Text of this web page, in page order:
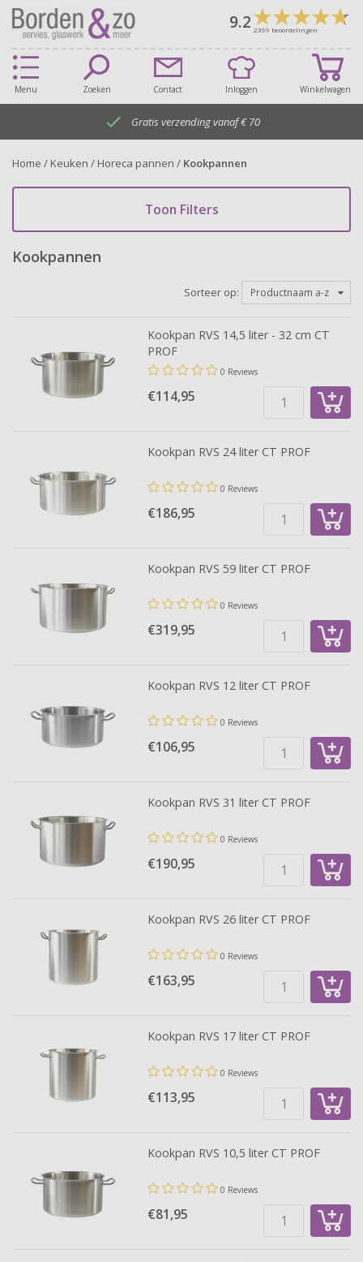
9.2 2399 beoordelingen
Menu Zoeken Contact Inloggen Winkelwagen
 Gratis verzending vanaf € 70
Home / Keuken / Horeca pannen / Kookpannen
Toon Filters
Kookpannen
Sorteer op: Productnaam a-z
Kookpan RVS 14,5 liter - 32 cm CT
PROF
0 Reviews
€114,95
Kookpan RVS 24 liter CT PROF
0 Reviews
€186,95
Kookpan RVS 59 liter CT PROF
0 Reviews
€319,95
Kookpan RVS 12 liter CT PROF
0 Reviews
€106,95
Kookpan RVS 31 liter CT PROF
0 Reviews
€190,95
Kookpan RVS 26 liter CT PROF
0 Reviews
€163,95
Kookpan RVS 17 liter CT PROF
0 Reviews
€113,95
Kookpan RVS 10,5 liter CT PROF
0 Reviews
€81,95